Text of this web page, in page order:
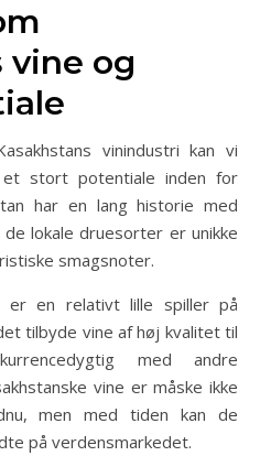
vine og
vinindustri kan vi
stort potentiale inden for
har en lang historie med
lokale druesorter er unikke
smagsnoter.
er en relativt lille spiller på
tilbyde vine af høj kvalitet til
med andre
vine er måske ikke
men med tiden kan de
på verdensmarkedet.